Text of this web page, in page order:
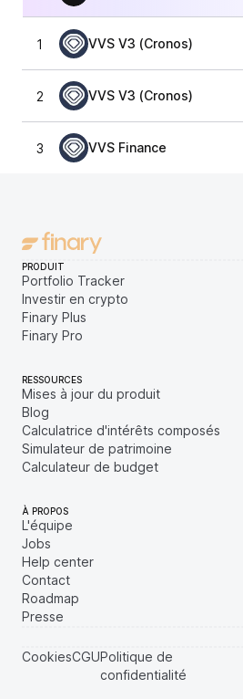
1 VVS V3 (Cronos)
2 VVS V3 (Cronos)
3 VVS Finance
PRODUIT
Portfolio Tracker
Investir en crypto
Finary Plus
Finary Pro
RESSOURCES
Mises à jour du produit
Blog
Calculatrice d'intérêts composés
Simulateur de patrimoine
Calculateur de budget
À PROPOS
L'équipe
Jobs
Help center
Contact
Roadmap
Presse
CookiesCGUPolitique de
confidentialité